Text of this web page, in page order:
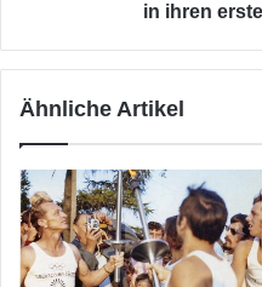
in ihren
Ähnliche Artikel